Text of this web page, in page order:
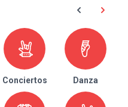
Conciertos Danza